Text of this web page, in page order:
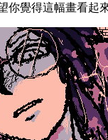
你覺得這幅畫看起